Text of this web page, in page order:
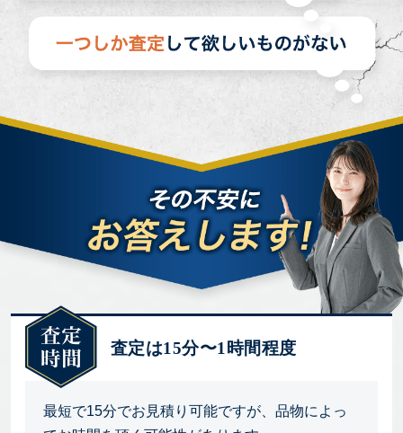
査定は15分〜1時間程度
最短で15分でお見積り可能ですが、品物によっ